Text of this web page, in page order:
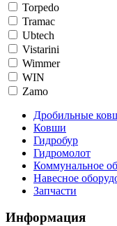
Torpedo
Tramac
Ubtech
Vistarini
Wimmer
WIN
Zamo
Дробильные
Ковши
Гидробур
Гидромолот
Коммунальное
Навесное
Запчасти
Информация